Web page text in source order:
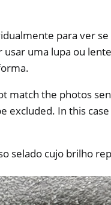
para ver
uma lupa ou
match the photos
excluded. In this
selado cujo brilho